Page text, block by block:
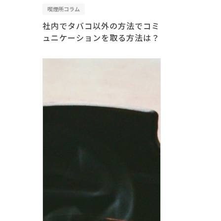
喫煙所コラム
社内でタバコ以外の方法でコミ
ュニケーションを取る方法は？